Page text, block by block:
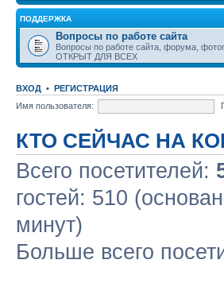
ПОДДЕРЖКА
Вопросы по работе сайта
Вопросы по работе сайта, форума,
ОТКРЫТ ДЛЯ ВСЕХ
ВХОД • РЕГИСТРАЦИЯ
Имя пользователя:
КТО СЕЙЧАС НА
Всего посетителей:
гостей: 510
минут)
Больше всего